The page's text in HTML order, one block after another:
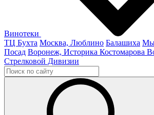
Винотеки
ТЦ Бухта Москва, Люблино Балашиха
Посад Воронеж, Историка Костомарова
Стрелковой Дивизии